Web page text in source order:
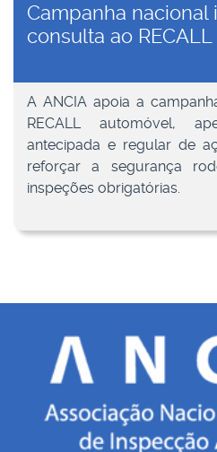
Campanha nacional
consulta ao RECALL
A ANCIA apoia a
RECALL automóvel,
antecipada e regular de
reforçar a segurança
inspeções obrigatórias.